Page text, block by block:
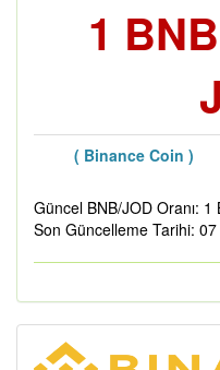
1
( Binance Coin )
Güncel BNB/JOD Oranı:
Son Güncelleme Tarihi: